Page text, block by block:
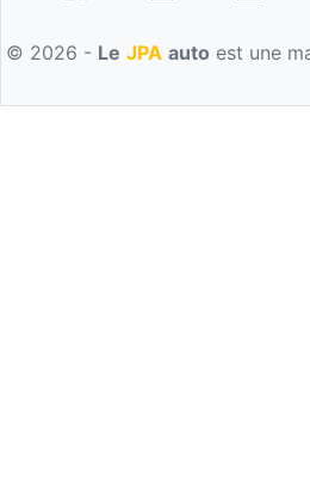
© 2026 - Le JPA auto est une